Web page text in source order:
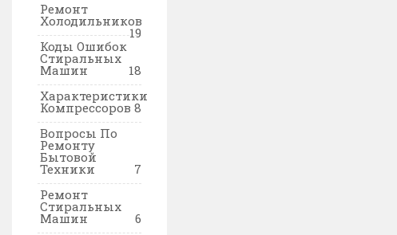
Ремонт
Холодильников
19
Коды Ошибок
Стиральных
Машин
18
Характеристики
Компрессоров 8
Вопросы По
Ремонту
Бытовой
Техники
7
Ремонт
Стиральных
Машин
6